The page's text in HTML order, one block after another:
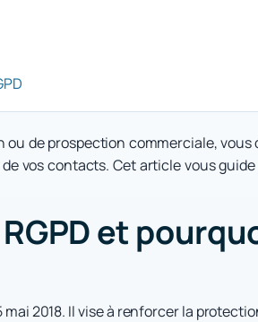
de prospection commerciale,
contacts. Cet article vous guide
et
2018. Il vise à renforcer la